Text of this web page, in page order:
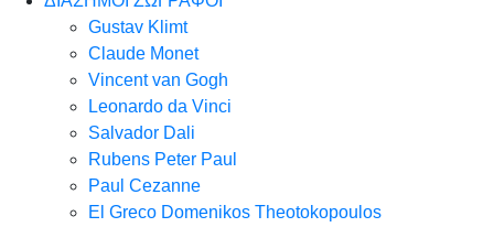
Gustav Klimt
Claude Monet
Vincent van Gogh
Leonardo da Vinci
Salvador Dali
Rubens Peter Paul
Paul Cezanne
El Greco Domenikos Theotokopoulos